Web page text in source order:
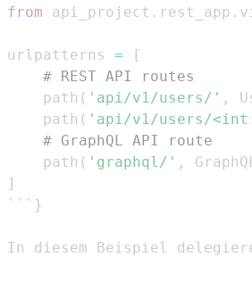
from api_project . rest_app .
urlpatterns =
[
# REST API routes
    path
( 'api/v1/users/' ,
    path
( 'api/v1/users/
# GraphQL API route
    path
( 'graphql/' ,
]
``` }
In diesem Beispiel